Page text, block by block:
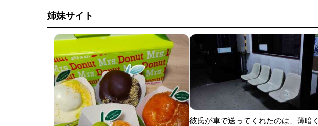
姉妹サイト
彼氏が車で送ってくれたのは、薄暗く